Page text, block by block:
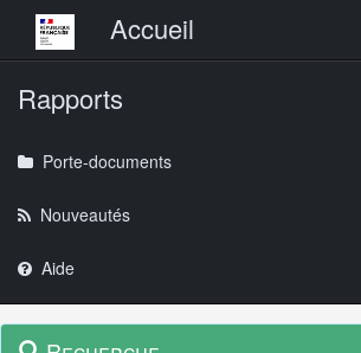
Menu principalAccueil
Rapports
Porte-documents
Nouveautés
Aide
Navigation
Menu